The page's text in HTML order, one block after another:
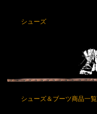
シューズ
シューズ＆ブーツ商品一覧